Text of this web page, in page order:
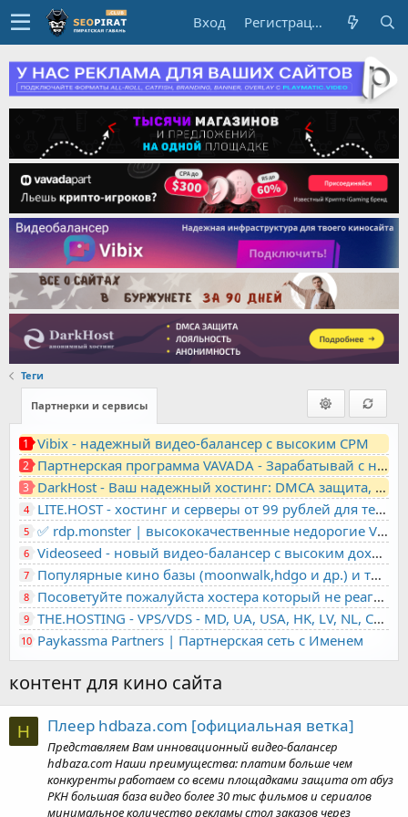
Вход Регистрация
Теги
Партнерки и сервисы
1 Vibix - надежный видео-балансер с высоким CPM
2 Партнерская программа VAVADA - Зарабатывай с нами!
3 DarkHost - Ваш надежный хостинг: DMCA защита, лояльность, анонимность
4 LITE.HOST - хостинг и серверы от 99 рублей для тех, кто любит не переплачивать. Доступ по SSH, поддержка PHP, GIT, COMPOSER, сертификаты Let's Encrypt
5 ✅ rdp.monster | высококачественные недорогие VPS, RDP - выделенные серверы
6 Videoseed - новый видео-балансер с высоким доходом
7 Популярные кино базы (moonwalk,hdgo и др.) и торренты в одном плеере для вашего сайта
8 Посоветуйте пожалуйста хостера который не реагирует на ркн
9 THE.HOSTING - VPS/VDS - MD, UA, USA, HK, LV, NL, CA, DE, SK, CZE, GB, IL, TR, PL, BG, RO, IT, FL, HU, PT.
10 Paykassma Partners | Партнерская сеть с Именем
контент для кино сайта
H Плеер hdbaza.com [официальная ветка]
Представляем Вам инновационный видео-балансер
hdbaza.com Наши преимущества: платим больше чем
конкуренты работаем со всеми площадками защита от абуз
РКН большая база видео более 30 тыс фильмов и сериалов
минимальное количество рекламы стол заказов через